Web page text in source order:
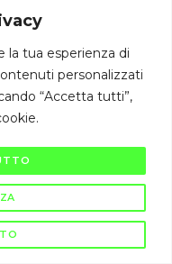
la tua esperienza di
personalizzati
“Accetta tutti”,